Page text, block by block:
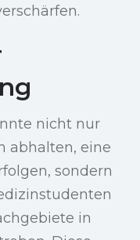
nicht nur
abhalten, eine
sondern
in